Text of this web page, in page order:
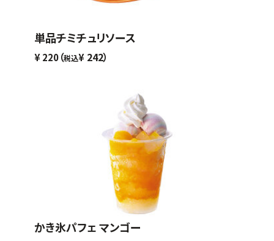
単品チミチュリソース
¥220（税込¥242）
かき氷パフェ マンゴー